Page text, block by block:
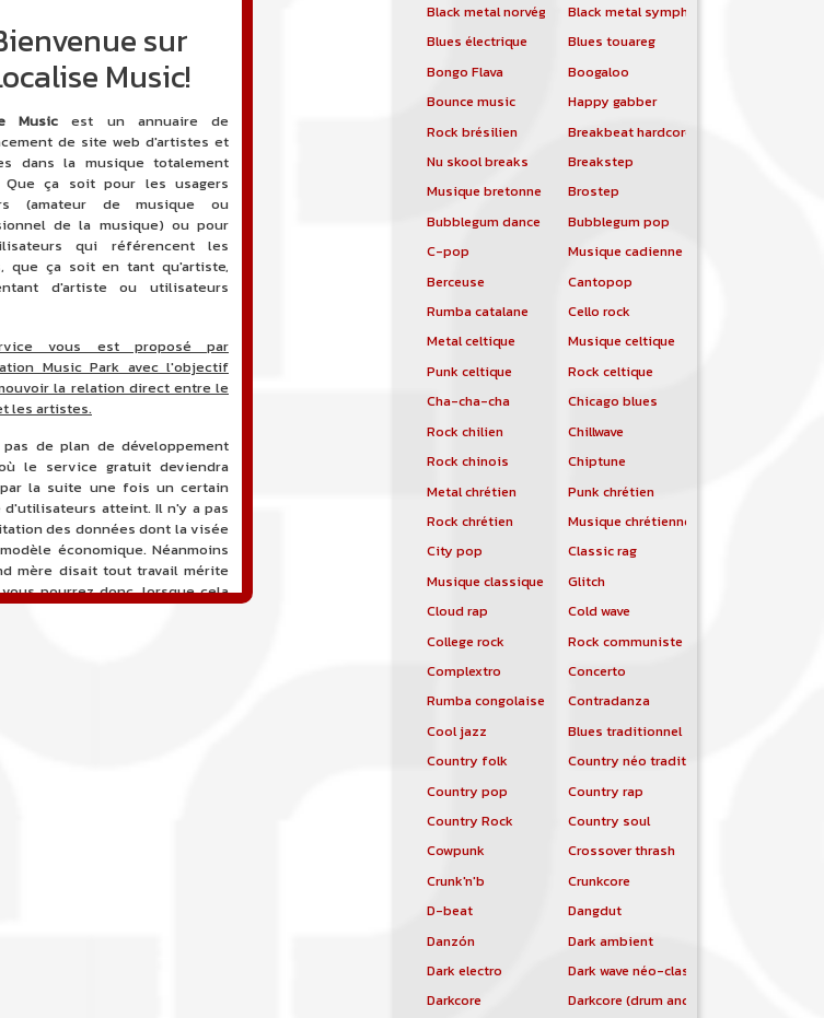
Black metal norvégien
Black metal symphonique
Blues électrique
Blues touareg
Bongo Flava
Boogaloo
Bounce music
Happy gabber
Rock brésilien
Breakbeat hardcore
Nu skool breaks
Breakstep
Musique bretonne
Brostep
Bubblegum dance
Bubblegum pop
C-pop
Musique cadienne
Berceuse
Cantopop
Rumba catalane
Cello rock
Metal celtique
Musique celtique
Punk celtique
Rock celtique
Cha-cha-cha
Chicago blues
Rock chilien
Chillwave
Rock chinois
Chiptune
Metal chrétien
Punk chrétien
Rock chrétien
Musique chrétienne contemporaine
City pop
Classic rag
Musique classique
Glitch
Cloud rap
Cold wave
College rock
Rock communiste
Complextro
Concerto
Rumba congolaise
Contradanza
Cool jazz
Blues traditionnel
Country folk
Country néo traditionnelle
Country pop
Country rap
Country Rock
Country soul
Cowpunk
Crossover thrash
Crunk'n'b
Crunkcore
D-beat
Dangdut
Danzón
Dark ambient
Dark electro
Dark wave néo-classique
Darkcore
Darkcore (drum and bass)
sur
Music!
Music est un annuaire de
de site web d'artistes et
dans la musique totalement
Que ça soit pour les usagers
(amateur de musique ou
de la musique) ou pour
qui référencent les
que ça soit en tant qu'artiste,
d'artiste ou utilisateurs
vous est proposé par
Music Park avec l'objectif
la relation direct entre le
les artistes.
de plan de développement
le service gratuit deviendra
la suite une fois un certain
d'utilisateurs atteint. Il n'y a pas
des données dont la visée
économique. Néanmoins
mère disait tout travail mérite
pourrez donc, lorsque cela